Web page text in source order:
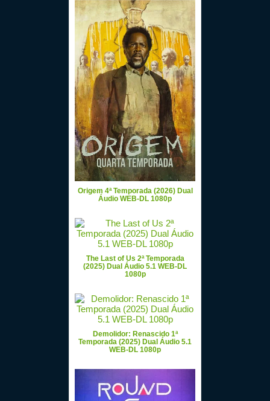
Origem 4ª Temporada (2026) Dual
Áudio WEB-DL 1080p
The Last of Us 2ª Temporada
(2025) Dual Áudio 5.1 WEB-DL
1080p
Demolidor: Renascido 1ª
Temporada (2025) Dual Áudio 5.1
WEB-DL 1080p